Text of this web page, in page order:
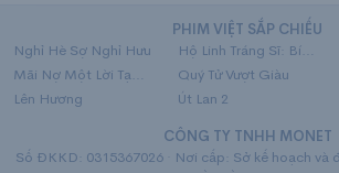
PHIM VIỆT SẮP CHIẾU
Nghỉ Hè Sợ Nghỉ Hưu
Hộ Linh Tráng Sĩ: Bí Ẩn Mộ Vua Đinh
Mãi Nợ Một Lời Tạm Biệt
Quý Tử Vượt Giàu
Lên Hương
Út Lan 2
CÔNG TY TNHH MONET
Số ĐKKD: 0315367026 · Nơi cấp: Sở kế hoạch và